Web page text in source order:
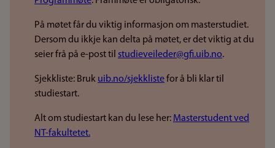
På møtet får du viktig informasjon om masterstudiet.
Dersom du ikkje kan delta på møtet, er det viktig at du
seier frå på e-post til studieveileder@gfi.uib.no.
Sjekkliste: Bruk uib.no/sjekklistefor å bli klar til
studiestart.
Alt om studiestart kan du lese her: Masterstudent ved
NT-fakultetet.